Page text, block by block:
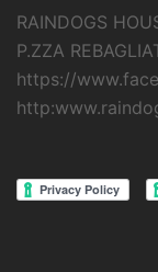
RAINDOGS
P.ZZA
https://